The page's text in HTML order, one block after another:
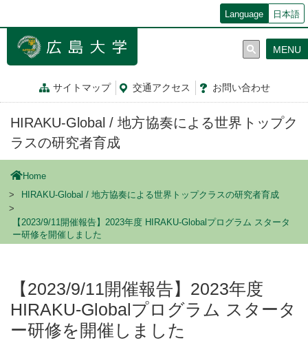
ン
Language 日本語
サイトマップ 交通アクセス お問い合わせ
MENU
HIRAKU-Global / 地方協奏による世界トップク
ラスの研究者育成
Home
HIRAKU-Global / 地方協奏による世界トップクラスの研究者育成
【2023/9/11開催報告】2023年度 HIRAKU-Globalプログラム スタータ
ー研修を開催しました
【2023/9/11開催報告】2023年度
HIRAKU-Globalプログラム スタータ
ー研修を開催しました